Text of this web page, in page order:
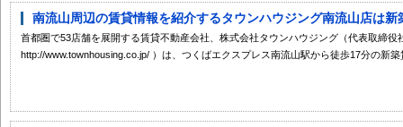
南流山周辺の賃貸情報を紹介するタウンハウジング南流山店は新
首都圏で53店舗を展開する賃貸不動産会社、株式会社タウンハウジング（代表取締役
http://www.townhousing.co.jp/ ）は、つくばエクスプレス南流山駅から徒歩17分の新